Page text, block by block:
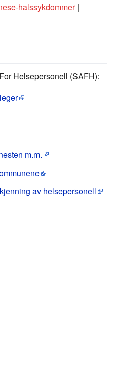
halssykdommer|
Helsepersonell (SAFH):
m.m.
av helsepersonell